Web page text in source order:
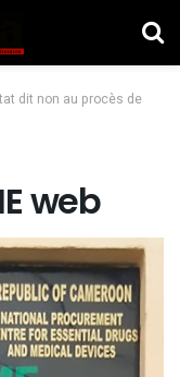
dit non au procès de
web